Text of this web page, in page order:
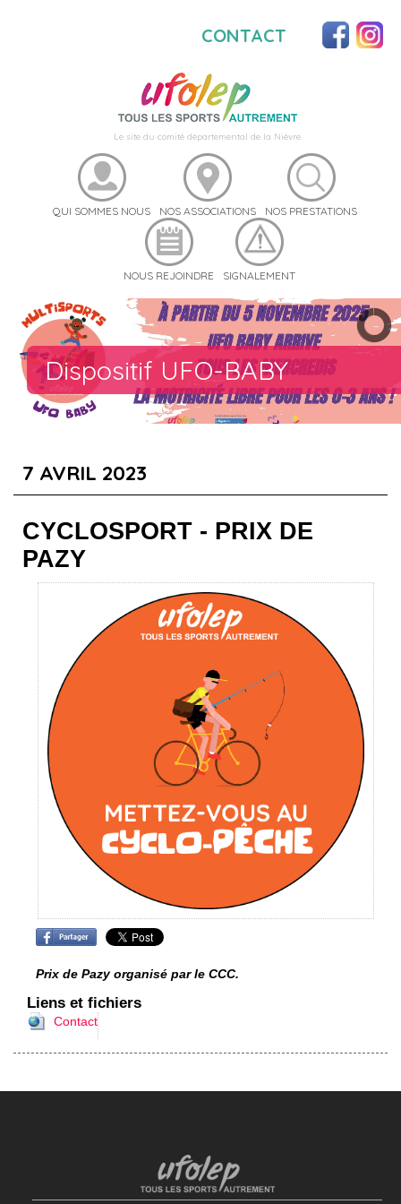
CONTACT
Le site du comité départemental de la Nièvre
QUI SOMMES NOUS NOS ASSOCIATIONS NOS PRESTATIONS
NOUS REJOINDRE SIGNALEMENT
Dispositif UFO-BABY
22ème Rencontre Nationale
Badminton
Catalogue UFOSTREET
Catalogue UFO-Cohésion
Notre catalogue Sport Santé
Notre catalogue d'activités
Volleyball
Tir à l'arc
Handball
Foot à 7
Activités Cyclistes
Badminton
Sport Auto
7 AVRIL 2023
CYCLOSPORT - PRIX DE
PAZY
Prix de Pazy organisé par le CCC.
Liens et fichiers
Contact